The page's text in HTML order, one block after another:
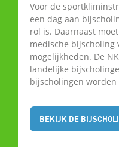
Voor de
een dag aan
rol is. Daarnaast
medische bijscholing
mogelijkheden. De
landelijke
bijscholingen worden
BEKIJK DE